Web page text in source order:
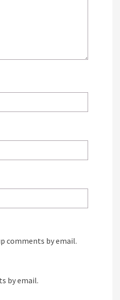
comments by email.
by email.